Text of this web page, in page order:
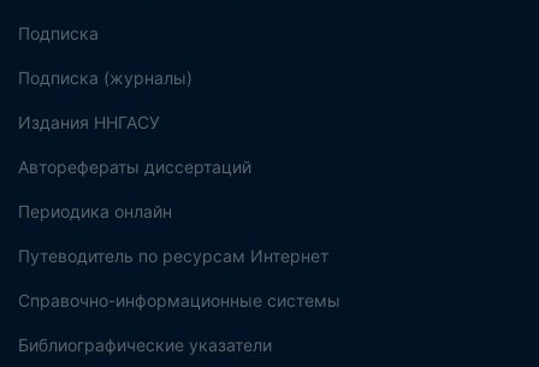
Подписка
Подписка (журналы)
Издания ННГАСУ
Авторефераты диссертаций
Периодика онлайн
Путеводитель по ресурсам Интернет
Справочно-информационные системы
Библиографические указатели